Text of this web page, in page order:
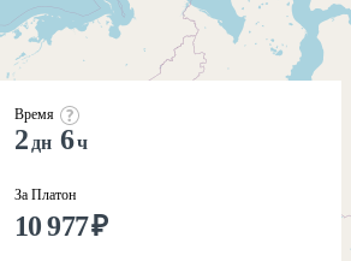
Время
2 дн 6ч
За Платон
10 977₽